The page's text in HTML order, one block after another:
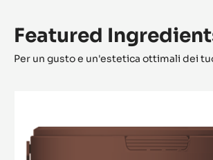
Featured
Per un gusto e un'estetica ottimali dei
100%
Nocciole